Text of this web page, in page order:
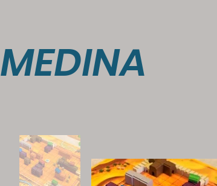
MEDINA